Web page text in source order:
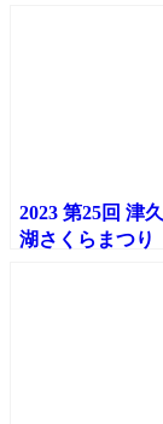
2023 第25回 津
湖さくらまつり